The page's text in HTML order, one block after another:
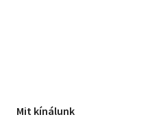
Mit kínálunk